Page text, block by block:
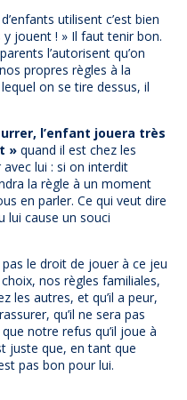
utilisent c’est bien
jouent ! » Il faut tenir bon.
l’autorisent qu’on
propres règles à la
on se tire dessus, il
l’enfant jouera très
» quand il est chez les
lui : si on interdit
la règle à un moment
en parler. Ce qui veut dire
lui cause un souci
pas le droit de jouer à ce jeu
nos règles familiales,
les autres, et qu’il a peur,
qu’il ne sera pas
notre refus qu’il joue à
juste que, en tant que
pas bon pour lui.